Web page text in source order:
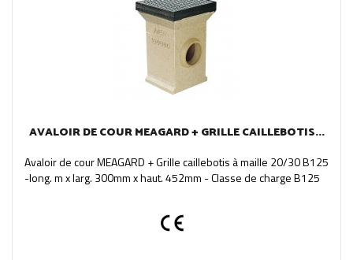
AVALOIR DE COUR MEAGARD + GRILLE CAILLEBOTIS...
Avaloir de cour MEAGARD + Grille caillebotis à maille 20/30 B125
-long. m x larg. 300mm x haut. 452mm - Classe de charge B125